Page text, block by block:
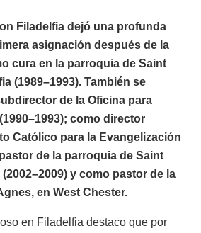
Filadelfia dejó una profunda
asignación después de la
cura en la parroquia de Saint
(1989–1993). También se
de la Oficina para
como director
Católico para la Evangelización
de la parroquia de Saint
y como pastor de la
en West Chester.
en Filadelfia destaco que por